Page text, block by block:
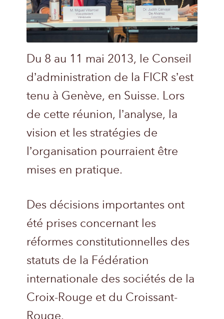
Du 8 au 11 mai 2013, le Conseil
d’administration de la FICR s’est
tenu à Genève, en Suisse. Lors
de cette réunion, l’analyse, la
vision et les stratégies de
l’organisation pourraient être
mises en pratique.
Des décisions importantes ont
été prises concernant les
réformes constitutionnelles des
statuts de la Fédération
internationale des sociétés de la
Croix-Rouge et du Croissant-
Rouge.